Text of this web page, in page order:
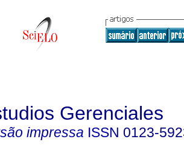
Gerenciales
impressa ISSN 0123-